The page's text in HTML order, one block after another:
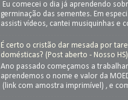
Eu comecei o dia já aprendendo
germinação das sementes. Em
assisti vídeos, cantei musiquinhas e
É certo o cristão dar mesada por
domésticas? (Post aberto - Nosso HS)
Ano passado começamos a
aprendemos o nome e valor da
(link com amostra imprimível) , e